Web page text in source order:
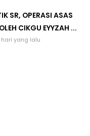
SR, OPERASI ASAS
CIKGU EYYZAH ...
hari yang lalu